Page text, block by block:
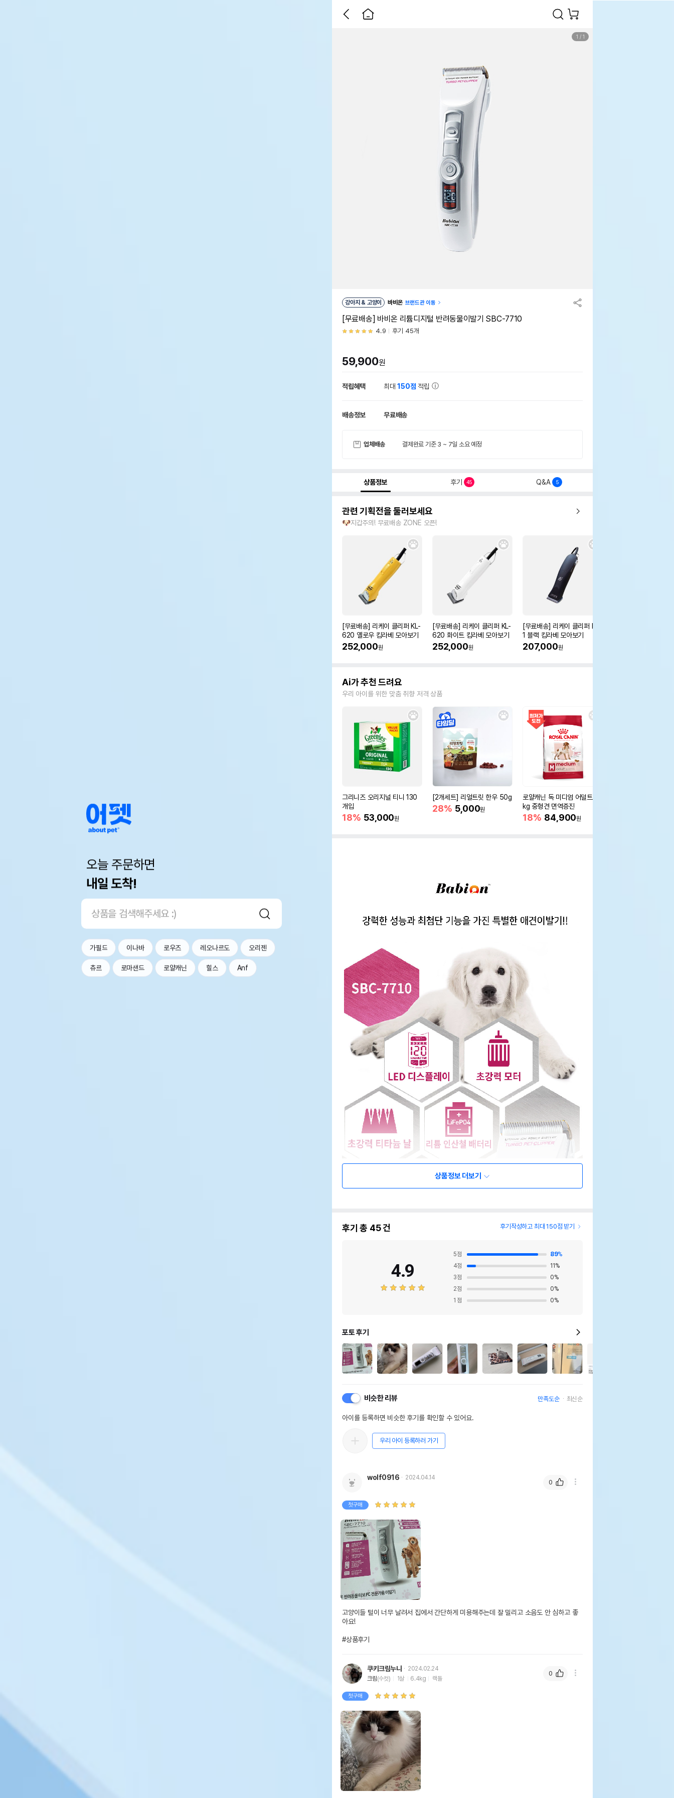
오늘 주문하면
내일 도착!
가필드 이나바 로우즈 레오나르도 오리젠
츄르 로마샌드 로얄캐닌 힐스 Anf
1 / 1
강아지 & 고양이 바비온 브랜드관 이동
[무료배송] 바비온 리튬디지털 반려동물이발기 SBC-7710
4.9 후기 45개
59,900원
적립혜택 최대150점 적립
배송정보 무료배송
업체배송 결제완료 기준 3 ~ 7일 소요 예정
상품정보 후기 45 Q&A 5
관련 기획전을 둘러보세요
🐶지갑주의! 무료배송 ZONE 오픈!
[무료배송] 리케이 클리퍼 KL-
620 옐로우 킴라베 모아보기
252,000원
[무료배송] 리케이 클리퍼 KL-
620 화이트 킴라베 모아보기
252,000원
[무료배송] 리케이 클리퍼 RK-
1 블랙 킴라베 모아보기
207,000원
Ai가 추천 드려요
우리 아이를 위한 맞춤 취향 저격 상품
그리니즈 오리지널 티니 130
개입
18% 53,000원
[2개세트] 리얼트릿 한우 50g
28% 5,000원
로얄캐닌 독 미디엄 어덜트 10
kg 중형견 면역증진
18% 84,900원
상품정보 더보기
후기 총 45건 후기작성하고 최대 150점 받기
4.9
5점 89%
4점 11 %
3점 0%
2점 0%
1 점 0%
포토 후기
비슷한 리뷰 만족도순 최신순
아이를 등록하면 비슷한 후기를 확인할 수 있어요.
우리 아이 등록하러 가기
wolf0916 2024.04.14
첫구매
고양이들 털이 너무 날려서 집에서 간단하게 미용해주는데 잘 밀리고 소음도 안 심하고 좋
아요!
#상품후기
0
쿠키크림누나
2024.02.24
크림(수컷) 1살 6.4kg 랙돌
첫구매
0